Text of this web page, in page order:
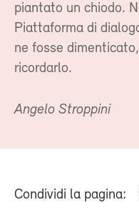
piantato un chiodo.
Piattaforma di
ne fosse
ricordarlo.
Angelo Stroppini
Condividi la pagina: